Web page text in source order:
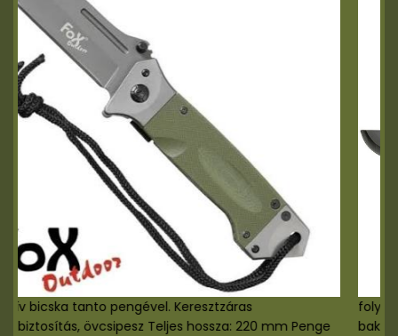
Masszív bicska tanto pengével. Keresztzáras
pengebiztosítás, övcsipesz Teljes hossza: 220 mm Penge